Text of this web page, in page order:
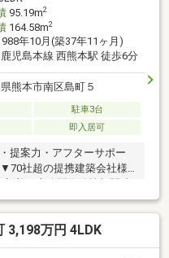
95.19m2
164.58m2
年10月(築37年11ヶ月)
鹿児島本線 西熊本駅 徒歩6分
熊本市南区島町５
駐車3台
即入居可
提案力・アフターサポー
シミュレーション家計
ーサポー
や住宅ローン控除等▼お引
3,198万円 4LDK